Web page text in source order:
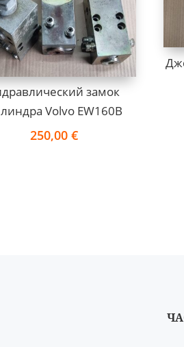
замок
Volvo EW160B
250,00€